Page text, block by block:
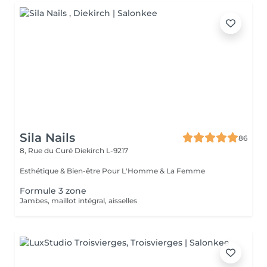
Sila Nails
86
8, Rue du Curé Diekirch L-9217
Esthétique & Bien-être Pour L'Homme & La Femme
Formule 3 zone
Jambes, maillot intégral, aisselles